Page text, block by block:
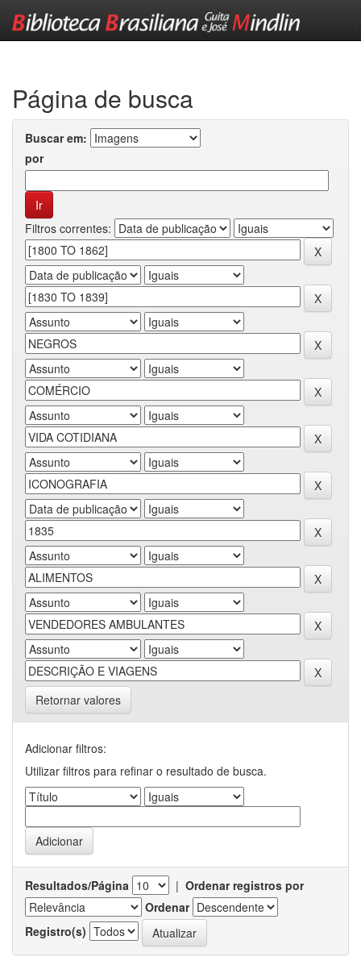
Página de busca
Buscar em:
por
Filtros correntes:
Retornar valores
Adicionar filtros:
Utilizar filtros para refinar o resultado de busca.
Resultados/Página | Ordenar registros por
Ordenar
Registro(s)